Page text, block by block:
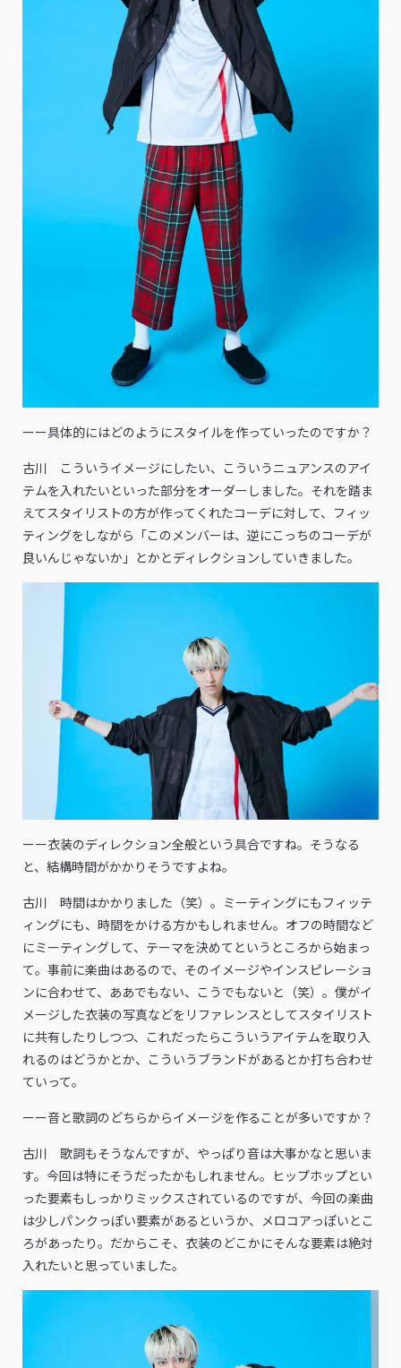
ーー具体的にはどのようにスタイルを作っていったのですか？
古川 こういうイメージにしたい、こういうニュアンスのアイ
テムを入れたいといった部分をオーダーしました。それを踏ま
えてスタイリストの方が作ってくれたコーデに対して、フィッ
ティングをしながら「このメンバーは、逆にこっちのコーデが
良いんじゃないか」とかとディレクションしていきました。
ーー衣装のディレクション全般という具合ですね。そうなる
と、結構時間がかかりそうですよね。
古川 時間はかかりました（笑）。ミーティングにもフィッテ
ィングにも、時間をかける方かもしれません。オフの時間など
にミーティングして、テーマを決めてというところから始まっ
て。事前に楽曲はあるので、そのイメージやインスピレーショ
ンに合わせて、ああでもない、こうでもないと（笑）。僕がイ
メージした衣装の写真などをリファレンスとしてスタイリスト
に共有したりしつつ、これだったらこういうアイテムを取り入
れるのはどうかとか、こういうブランドがあるとか打ち合わせ
ていって。
ーー音と歌詞のどちらからイメージを作ることが多いですか？
古川 歌詞もそうなんですが、やっぱり音は大事かなと思いま
す。今回は特にそうだったかもしれません。ヒップホップとい
った要素もしっかりミックスされているのですが、今回の楽曲
は少しパンクっぽい要素があるというか、メロコアっぽいとこ
ろがあったり。だからこそ、衣装のどこかにそんな要素は絶対
入れたいと思っていました。